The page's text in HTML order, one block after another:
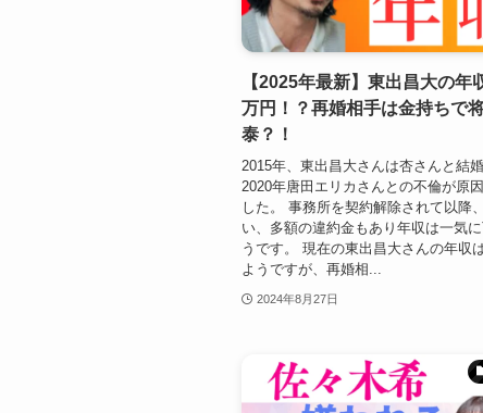
【2025年最新】東出昌大の年
万円！？再婚相手は金持ちで
泰？！
2015年、東出昌大さんは杏さんと結
2020年唐田エリカさんとの不倫が原
した。 事務所を契約解除されて以降
い、多額の違約金もあり年収は一気
うです。 現在の東出昌大さんの年収
ようですが、再婚相...
2024年8月27日